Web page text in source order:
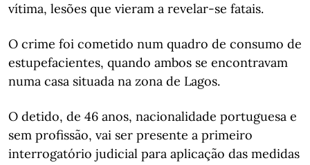
vítima, lesões que vieram a revelar-se fatais.
O crime foi cometido num quadro de consumo de
estupefacientes, quando ambos se encontravam
numa casa situada na zona de Lagos.
O detido, de 46 anos, nacionalidade portuguesa e
sem profissão, vai ser presente a primeiro
interrogatório judicial para aplicação das medidas